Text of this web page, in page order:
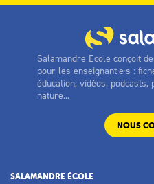
Salamandre Ecole conçoit
pour les enseignant·e·s :
éducation, vidéos,
nature...
NOUS
SALAMANDRE ÉCOLE